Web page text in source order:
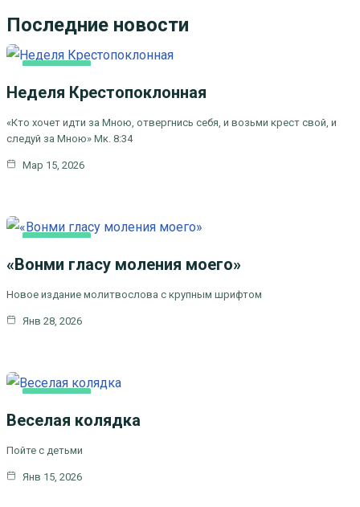
Последние новости
Неделя Крестопоклонная
«Кто хочет идти за Мною, отвергнись себя, и возьми крест свой, и
следуй за Мною» Мк. 8:34
Мар 15, 2026
«Вонми гласу моления моего»
Новое издание молитвослова с крупным шрифтом
Янв 28, 2026
Веселая колядка
Пойте с детьми
Янв 15, 2026